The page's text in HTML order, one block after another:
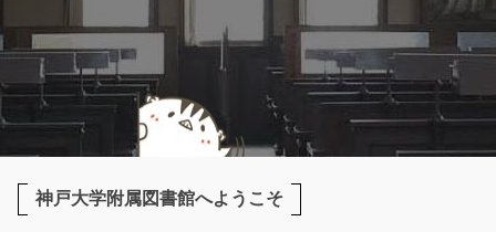
神戸大学附属図書館へようこそ